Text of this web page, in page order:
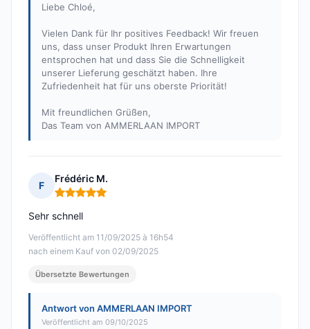
Liebe Chloé,
Vielen Dank für Ihr positives Feedback! Wir freuen
uns, dass unser Produkt Ihren Erwartungen
entsprochen hat und dass Sie die Schnelligkeit
unserer Lieferung geschätzt haben. Ihre
Zufriedenheit hat für uns oberste Priorität!
Mit freundlichen Grüßen,
Das Team von AMMERLAAN IMPORT
F
Frédéric M.
Hinweis: 5 von 5
Veröffentlicht am 11/09/2025 à 16h54
nach einem Kauf von 02/09/2025
Sehr schnell
Übersetzte Bewertungen
Antwort von AMMERLAAN IMPORT
Veröffentlicht am 09/10/2025